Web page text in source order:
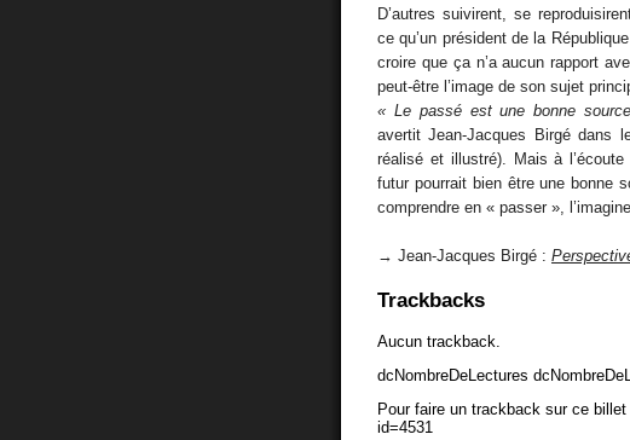
D’autres suivirent, se
ce qu’un président de la
croire que ça n’a aucun rapport
peut-être l’image de son sujet
« Le passé est une bonne
avertit Jean-Jacques Birgé dans
réalisé et illustré). Mais à
futur pourrait bien être une bonne
comprendre en « passer »,
→ Jean-Jacques Birgé :
Trackbacks
Aucun trackback.
dcNombreDeLectures
Pour faire un trackback sur ce
id=4531